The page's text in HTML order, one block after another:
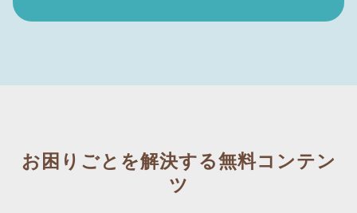
お困りごとを解決する無料コンテン
ツ